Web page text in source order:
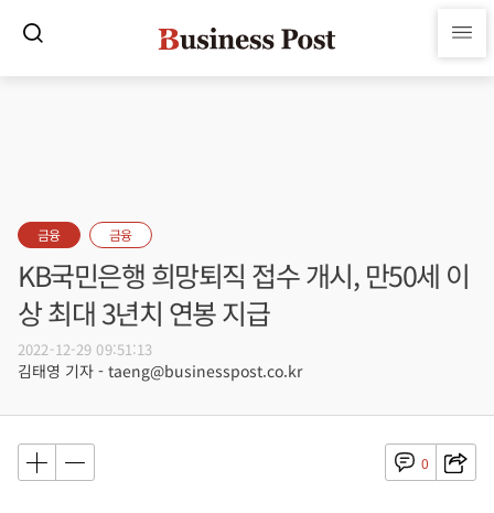
금융 금융
KB국민은행 희망퇴직 접수 개시, 만50세 이
상 최대 3년치 연봉 지급
2022-12-29 09:51:13
김태영 기자 - taeng@businesspost.co.kr
0